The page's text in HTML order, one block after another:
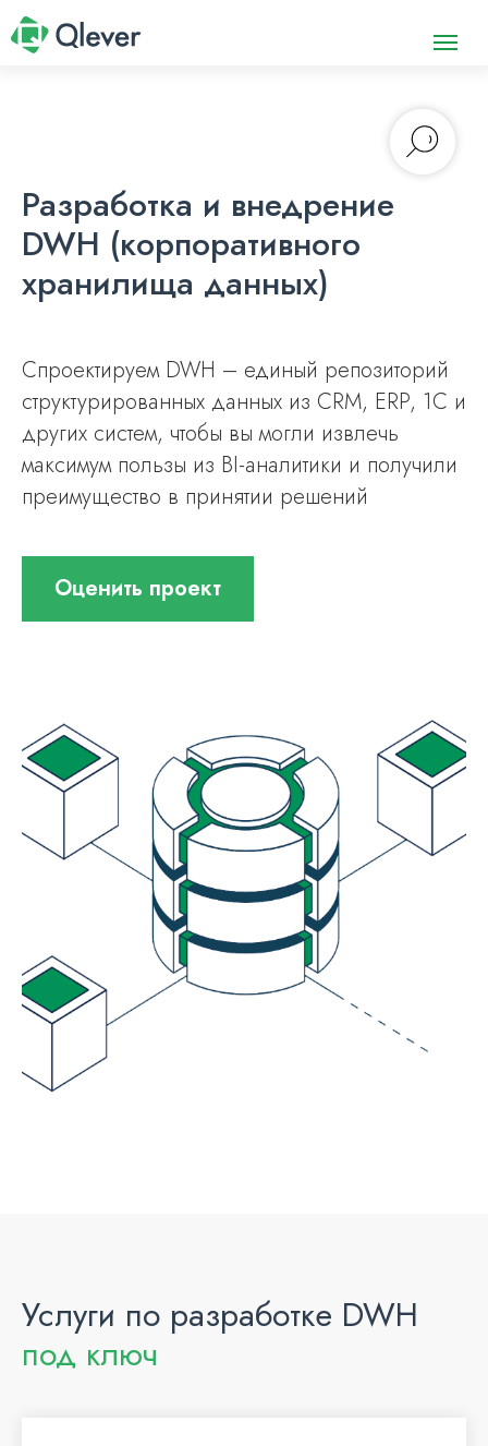
Разработка и внедрение
DWH (корпоративного
хранилища данных)
Спроектируем DWH – единый репозиторий
структурированных данных из CRM, ERP, 1С и
других систем, чтобы вы могли извлечь
максимум пользы из BI-аналитики и получили
преимущество в принятии решений
Оценить проект
Услуги по разработке DWH
под ключ